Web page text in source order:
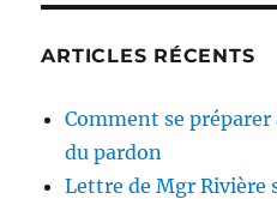
ARTICLES RÉCENTS
Comment se
du pardon
Lettre de Mgr Rivière